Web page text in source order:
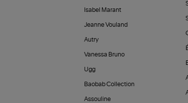
Isabel Marant
Jeanne Vouland
Autry
Vanessa Bruno
Ugg
Baobab Collection
Assouline